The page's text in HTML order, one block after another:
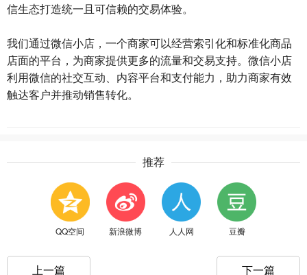
信生态打造统一且可信赖的交易体验。
我们通过微信小店，一个商家可以经营索引化和标准化商品
店面的平台，为商家提供更多的流量和交易支持。微信小店
利用微信的社交互动、内容平台和支付能力，助力商家有效
触达客户并推动销售转化。
推荐
QQ空间 新浪微博 人人网 豆瓣
上一篇 下一篇